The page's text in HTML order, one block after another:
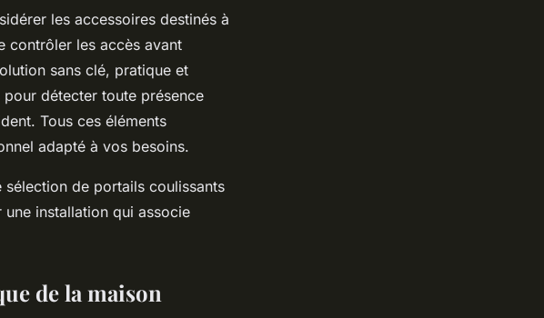
les accessoires destinés à
contrôler les accès avant
sans clé, pratique et
pour détecter toute présence
Tous ces éléments
adapté à vos besoins.
de portails coulissants
installation qui associe
de la maison